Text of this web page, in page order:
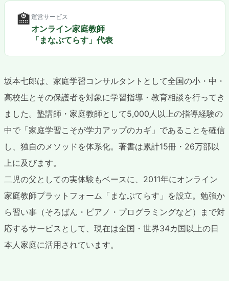
🏫 運営サービス
オンライン家庭教師
「まなぶてらす」代表
坂本七郎は、家庭学習コンサルタントとして全国の小・中・
高校生とその保護者を対象に学習指導・教育相談を行ってき
ました。塾講師・家庭教師として5,000人以上の指導経験の
中で「家庭学習こそが学力アップのカギ」であることを確信
し、独自のメソッドを体系化。著書は累計15冊・26万部以
上に及びます。
二児の父としての実体験もベースに、2011年にオンライン
家庭教師プラットフォーム「まなぶてらす」を設立。勉強か
ら習い事（そろばん・ピアノ・プログラミングなど）まで対
応するサービスとして、現在は全国・世界34カ国以上の日
本人家庭に活用されています。